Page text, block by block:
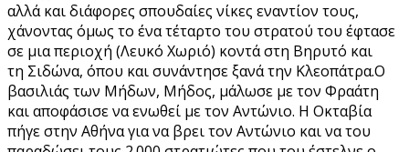
αλλά και διάφορες σπουδαίες νίκες εναντίον τους,
χάνοντας όμως το ένα τέταρτο του στρατού του έφτασε
σε μια περιοχή (Λευκό Χωριό) κοντά στη Βηρυτό και
τη Σιδώνα, όπου και συνάντησε ξανά την Κλεοπάτρα.Ο
βασιλιάς των Μήδων, Μήδος, μάλωσε με τον Φραάτη
και αποφάσισε να ενωθεί με τον Αντώνιο. Η Οκταβία
πήγε στην Αθήνα για να βρει τον Αντώνιο και να του